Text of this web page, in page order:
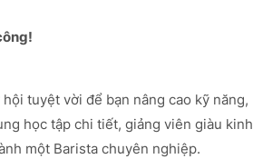
hội tuyệt vời để bạn nâng cao kỹ năng,
học tập chi tiết, giảng viên giàu kinh
một Barista chuyên nghiệp.